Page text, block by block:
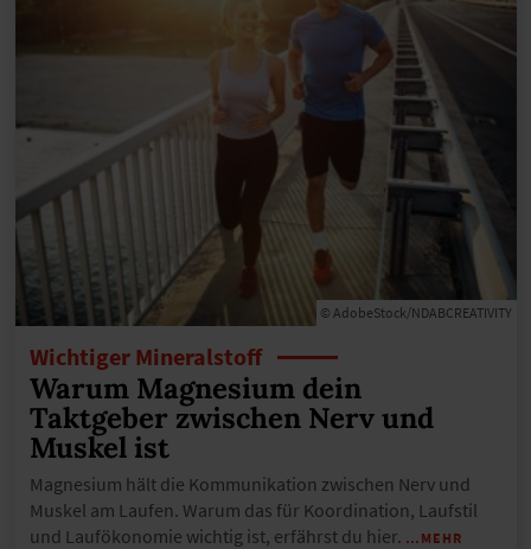
© AdobeStock/NDABCREATIVITY
Wichtiger Mineralstoff
Warum Magnesium dein
Taktgeber zwischen Nerv und
Muskel ist
Magnesium hält die Kommunikation zwischen Nerv und
Muskel am Laufen. Warum das für Koordination, Laufstil
und Laufökonomie wichtig ist, erfährst du hier. …MEHR